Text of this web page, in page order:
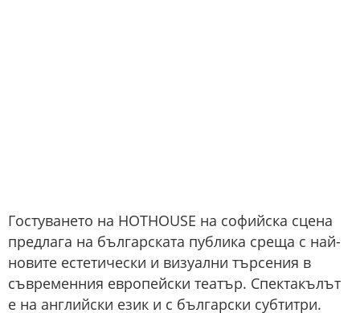
Гостуването на HOTHOUSE на софийска сцена
предлага на българската публика среща с най-
новите естетически и визуални търсения в
съвременния европейски театър. Спектакълът
е на английски език и с български субтитри.